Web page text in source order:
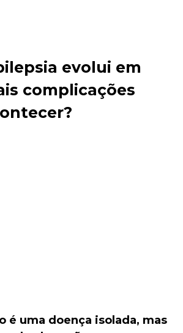
evolui em
complicações
é uma doença isolada, mas